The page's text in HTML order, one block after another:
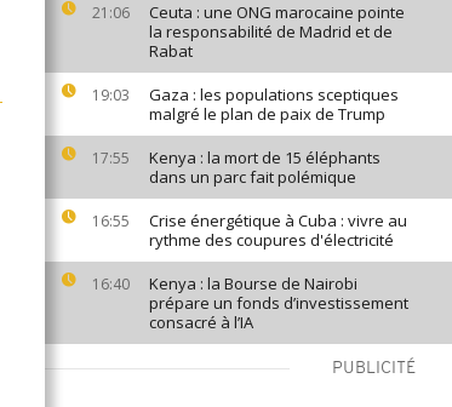
21:06
Ceuta : une ONG marocaine pointe
la responsabilité de Madrid et de
Rabat
19:03
Gaza : les populations sceptiques
malgré le plan de paix de Trump
17:55
Kenya : la mort de 15 éléphants
dans un parc fait polémique
16:55
Crise énergétique à Cuba : vivre au
rythme des coupures d'électricité
16:40
Kenya : la Bourse de Nairobi
prépare un fonds d’investissement
consacré à l’IA
PUBLICITÉ